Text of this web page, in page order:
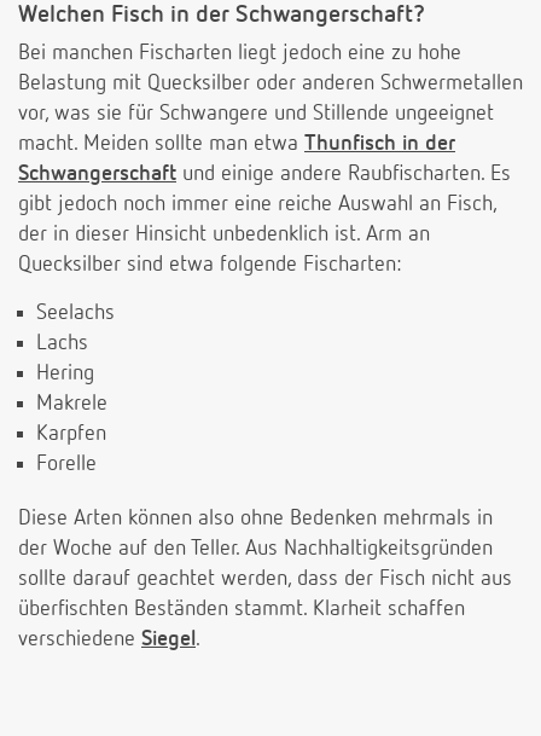
Welchen Fisch in der Schwangerschaft?
Bei manchen Fischarten liegt jedoch eine zu hohe
Belastung mit Quecksilber oder anderen Schwermetallen
vor, was sie für Schwangere und Stillende ungeeignet
macht. Meiden sollte man etwa Thunfisch in der
Schwangerschaft und einige andere Raubfischarten. Es
gibt jedoch noch immer eine reiche Auswahl an Fisch,
der in dieser Hinsicht unbedenklich ist. Arm an
Quecksilber sind etwa folgende Fischarten:
Seelachs
Lachs
Hering
Makrele
Karpfen
Forelle
Diese Arten können also ohne Bedenken mehrmals in
der Woche auf den Teller. Aus Nachhaltigkeitsgründen
sollte darauf geachtet werden, dass der Fisch nicht aus
überfischten Beständen stammt. Klarheit schaffen
verschiedene Siegel.